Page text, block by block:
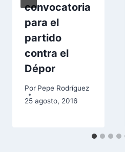
convocatoria
para el
partido
contra el
Dépor
Por Pepe Rodríguez
25 agosto, 2016